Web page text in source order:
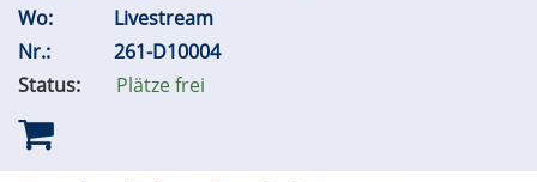
Wo:
Livestream
Nr.:
261-D10004
Status:
Plätze frei